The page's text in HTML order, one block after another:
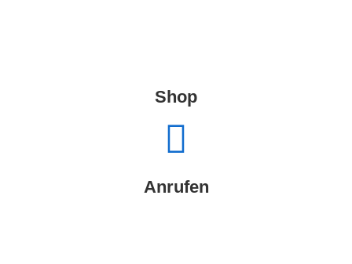
Shop
Anrufen